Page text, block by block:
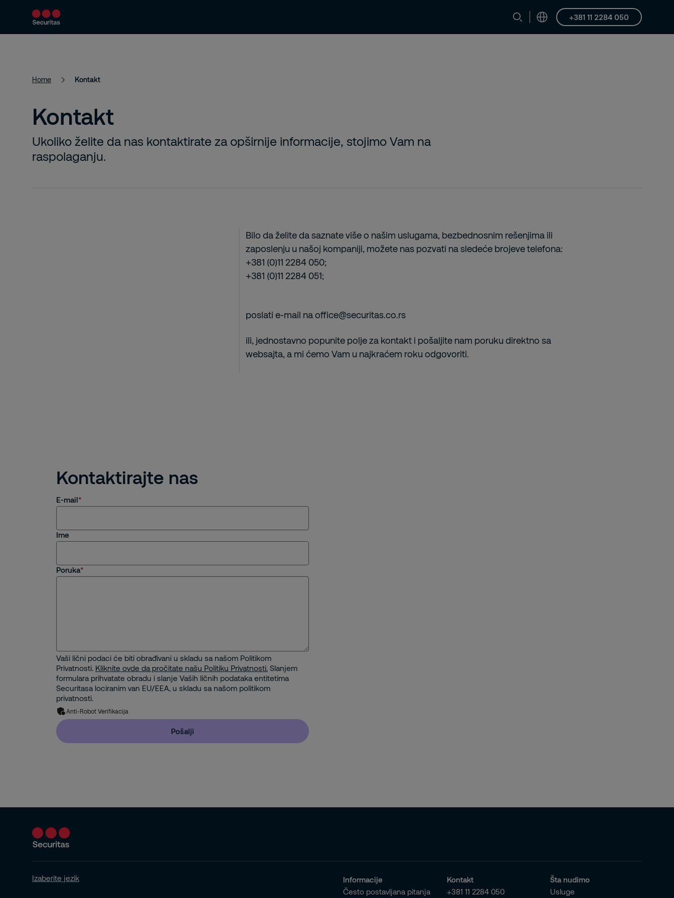
+381 11 2284 050
Usluge Bezbednosna rešenja O nama Tražite posao? Kontakt
Home Kontakt
Kontakt
Ukoliko želite da nas kontaktirate za opširnije informacije, stojimo Vam na
raspolaganju.
Bilo da želite da saznate više o našim uslugama, bezbednosnim rešenjima ili
zaposlenju u našoj kompaniji, možete nas pozvati na sledeće brojeve telefona:
+381 (0)11 2284 050;
+381 (0)11 2284 051;
poslati e-mail na office@securitas.co.rs
ili, jednostavno popunite polje za kontakt i pošaljite nam poruku direktno sa
websajta, a mi ćemo Vam u najkraćem roku odgovoriti.
Kontaktirajte nas
E-mail
Ime
Poruka
Vaši lični podaci će biti obrađivani u skladu sa našom Politikom
Privatnosti. Kliknite ovde da pročitate našu Politiku Privatnosti. Slanjem
formulara prihvatate obradu i slanje Vaših ličnih podataka entitetima
Securitasa lociranim van EU/EEA, u skladu sa našom politikom
privatnosti.
Anti-Robot Verifikacija
Pošalji
Izaberite jezik
Informacije
Često postavljana pitanja
Kontakt
+381 11 2284 050
Šta nudimo
Usluge